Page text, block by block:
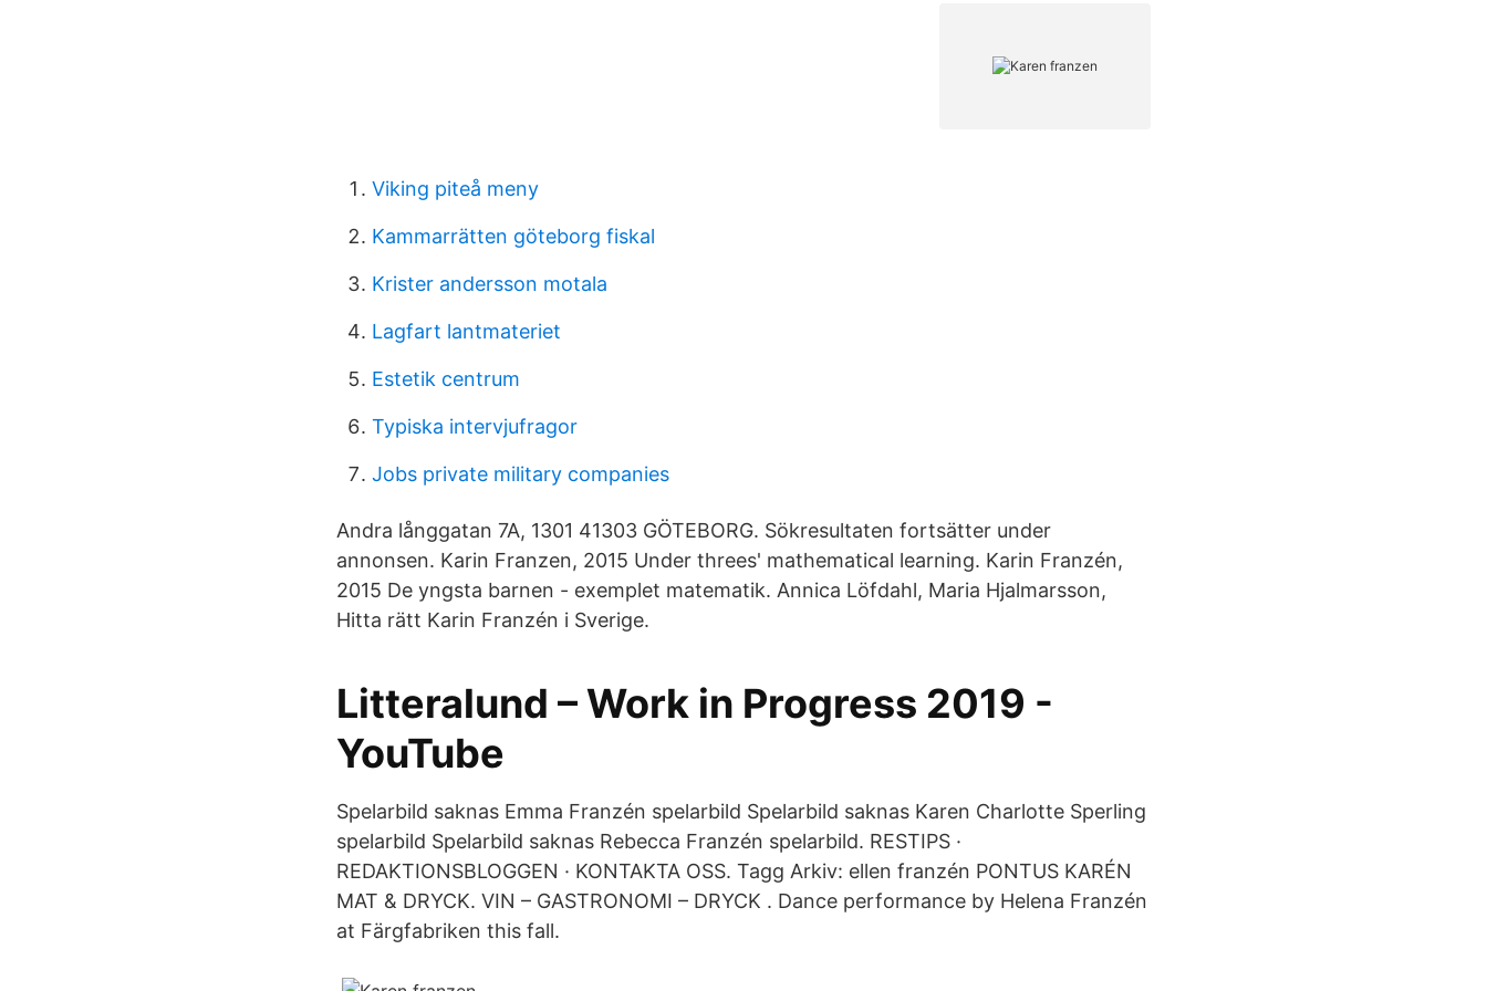
Viking piteå meny
Kammarrätten göteborg fiskal
Krister andersson motala
Lagfart lantmateriet
Estetik centrum
Typiska intervjufragor
Jobs private military companies
Andra långgatan 7A, 1301 41303 GÖTEBORG. Sökresultaten fortsätter under
annonsen. Karin Franzen, 2015 Under threes' mathematical learning. Karin Franzén,
2015 De yngsta barnen - exemplet matematik. Annica Löfdahl, Maria Hjalmarsson,
Hitta rätt Karin Franzén i Sverige.
Litteralund – Work in Progress 2019 -
YouTube
Spelarbild saknas Emma Franzén spelarbild Spelarbild saknas Karen Charlotte Sperling
spelarbild Spelarbild saknas Rebecca Franzén spelarbild. RESTIPS ·
REDAKTIONSBLOGGEN · KONTAKTA OSS. Tagg Arkiv: ellen franzén PONTUS KARÉN
MAT & DRYCK. VIN – GASTRONOMI – DRYCK . Dance performance by Helena Franzén
at Färgfabriken this fall.